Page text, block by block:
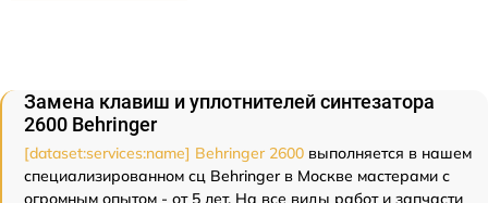
Замена клавиш и уплотнителей синтезатора
2600 Behringer
[dataset:services:name] Behringer 2600 выполняется в нашем
специализированном сц Behringer в Москве мастерами с
огромным опытом - от 5 лет. На все виды работ и запчасти